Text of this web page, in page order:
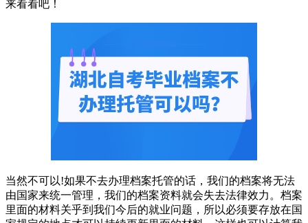
来看看吧！
当然不可以!如果不去办理档案托管的话，我们的档案将无法
由国家来统一管理，我们的档案资料就会失去法律效力。档案
里面的材料关乎到我们今后的就业问题，所以必须要存放在国